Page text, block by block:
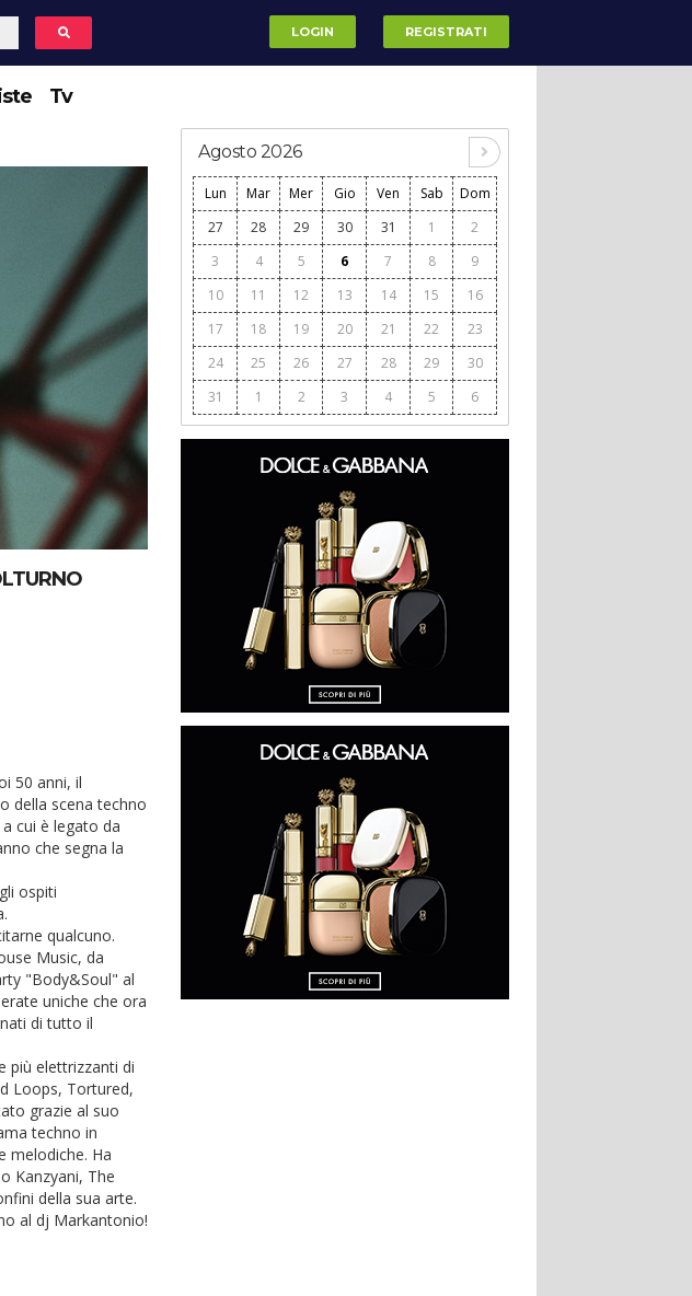
LOGIN REGISTRATI
Tv
50 anni, il
della scena techno
cui è legato da
che segna la
ospiti
qualcuno.
Music, da
"Body&Soul" al
uniche che ora
di tutto il
più elettrizzanti di
Loops, Tortured,
grazie al suo
techno in
melodiche. Ha
Kanzyani, The
della sua arte.
al dj Markantonio!
Agosto 2026
Lun Mar Mer Gio Ven Sab
Dom
27
28 29 30 31 1
2
3
4 5 6 7 8
9
10
11 12 13 14 15
16
17
18 19 20 21 22
23
24
25 26 27 28 29
30
31
1 2 3 4 5 6